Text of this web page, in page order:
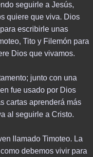
seguirle a Jesús,
quiere que viva. Dios
escribirle unas
Tito y Filemón para
Dios que vivamos.
junto con una
fue usado por Dios
cartas aprenderá más
al seguirle a Cristo.
llamado Timoteo. La
debemos vivir para